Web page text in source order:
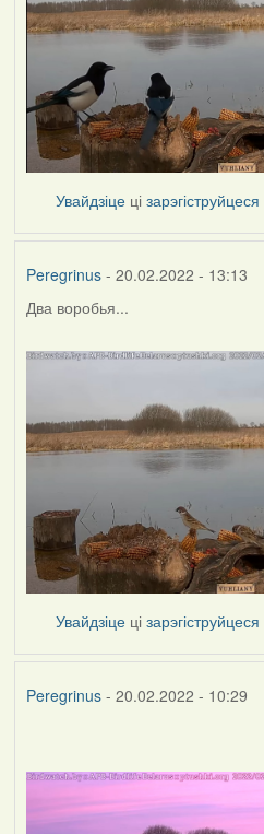
Увайдзіце цізарэгіструйцеся
Peregrinus- 20.02.2022 - 13:13
Два воробья...
Увайдзіце цізарэгіструйцеся
Peregrinus- 20.02.2022 - 10:29